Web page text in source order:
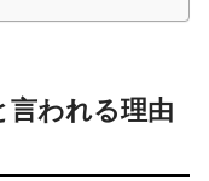
言われる理由